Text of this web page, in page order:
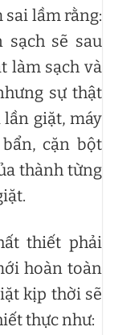
lầm rằng:
sẽ sau
làm sạch và
sự thật
giặt, máy
cặn bột
thành từng
thiết phải
hoàn toàn
kịp thời sẽ
thực như: